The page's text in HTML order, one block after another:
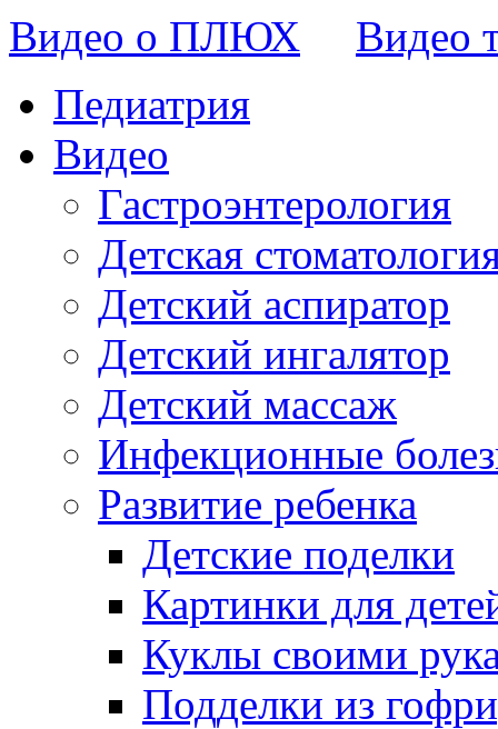
Видео о ПЛЮХ
Видео
Педиатрия
Видео
Гастроэнтерология
Детская
Детский аспиратор
Детский ингалятор
Детский массаж
Инфекционные
Развитие ребенка
Детские поделки
Картинки для
Куклы своими
Подделки из